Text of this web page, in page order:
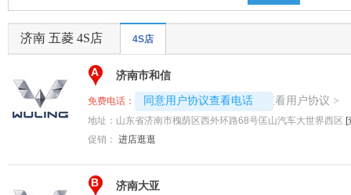
济南 五菱 4S店 4S店
A 济南市和信
免费电话： 同意用户协议查看电话
4008192707-7760 查看用户协议 >
地址： 山东省济南市槐荫区西外环路68号匡山汽车大世界西区 [
促销： 进店逛逛
B 济南大亚